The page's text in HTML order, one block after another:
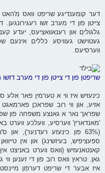
צייטן פון די מערב זשו
גלגולים און רענאוואציעס, יעדע
געטוישט געוויסע כללים אינעם
ווערסיעס.
שריפטן פון די צייטן פון די מערב דזשו
כינעזיש איז ווי א טערמין פאר אלע
אזיע, און ווי רוב שפראכן
שפראך נאר א גאנצע משפחה פון
(63% פון כינעזע רעדנער),
ספעציפיש, בעיזשינג) און אין
קאנטאנעזיש (וואס ווערט באניצט
גאן. טראץ וואס רוב פון די זענען